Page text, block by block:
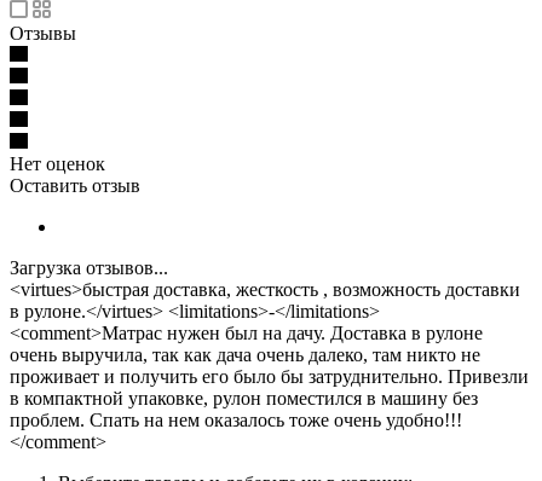
Отзывы
Нет оценок
Оставить отзыв
Загрузка отзывов...
<virtues>быстрая доставка, жесткость , возможность доставки
в рулоне.</virtues> <limitations>-</limitations>
<comment>Матрас нужен был на дачу. Доставка в рулоне
очень выручила, так как дача очень далеко, там никто не
проживает и получить его было бы затруднительно. Привезли
в компактной упаковке, рулон поместился в машину без
проблем. Спать на нем оказалось тоже очень удобно!!!
</comment>